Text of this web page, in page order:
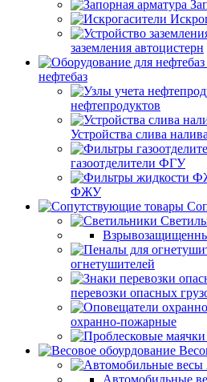
заземления автоцистерн
нефтебаз
нефтепродуктов
Устройства слива
газоотделители ФГУ
ФЖУ
огнетушителей
перевозки опасных
охранно-пожарные
Автомобильные